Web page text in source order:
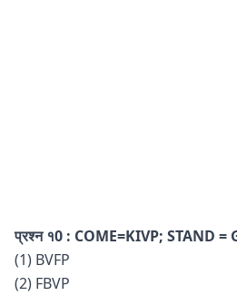
प्रश्न १0 : COME=KIVP; STAND =
(1) BVFP
(2) FBVP